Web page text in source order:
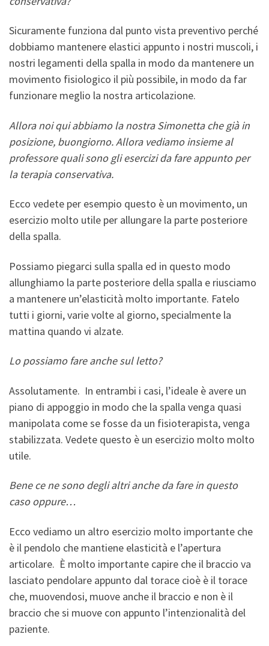
Sicuramente funziona dal punto vista preventivo perché
dobbiamo mantenere elastici appunto i nostri muscoli, i
nostri legamenti della spalla in modo da mantenere un
movimento fisiologico il più possibile, in modo da far
funzionare meglio la nostra articolazione.
Allora noi qui abbiamo la nostra Simonetta che già in
posizione, buongiorno. Allora vediamo insieme al
professore quali sono gli esercizi da fare appunto per
la terapia conservativa.
Ecco vedete per esempio questo è un movimento, un
esercizio molto utile per allungare la parte posteriore
della spalla.
Possiamo piegarci sulla spalla ed in questo modo
allunghiamo la parte posteriore della spalla e riusciamo
a mantenere un’elasticità molto importante. Fatelo
tutti i giorni, varie volte al giorno, specialmente la
mattina quando vi alzate.
Lo possiamo fare anche sul letto?
Assolutamente. In entrambi i casi, l’ideale è avere un
piano di appoggio in modo che la spalla venga quasi
manipolata come se fosse da un fisioterapista, venga
stabilizzata. Vedete questo è un esercizio molto molto
utile.
Bene ce ne sono degli altri anche da fare in questo
caso oppure…
Ecco vediamo un altro esercizio molto importante che
è il pendolo che mantiene elasticità e l’apertura
articolare. È molto importante capire che il braccio va
lasciato pendolare appunto dal torace cioè è il torace
che, muovendosi, muove anche il braccio e non è il
braccio che si muove con appunto l’intenzionalità del
paziente.